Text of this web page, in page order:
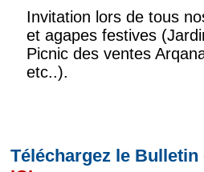
Invitation lors de tous
et agapes festives
Picnic des ventes
etc..).
Téléchargez le